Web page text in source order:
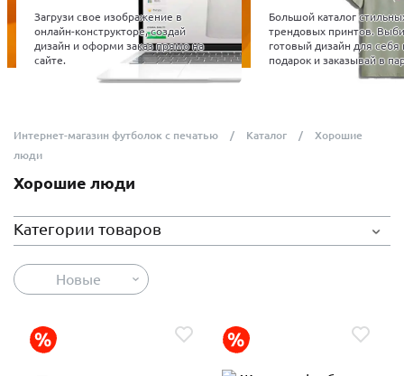
Загрузи свое изображение в
онлайн-конструкторе, создай
дизайн и оформи заказ прямо на
сайте.
Большой каталог
трендовых принтов.
готовый дизайн для себя
подарок и заказывай в
Интернет-магазин футболок с печатью Каталог
Хорошие
люди
Хорошие люди
Категории товаров
Новые